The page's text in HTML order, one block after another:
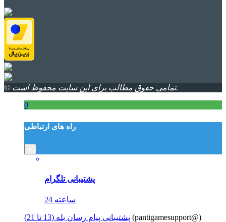
© تمامی حقوق مطالب برای این سایت محفوظ است.
0
راه های ارتباطی
پشتیبانی تلگرام
24 ساعته
پشتیبانی پیام رسان بله (13 تا 21) (pantigamesupport@)